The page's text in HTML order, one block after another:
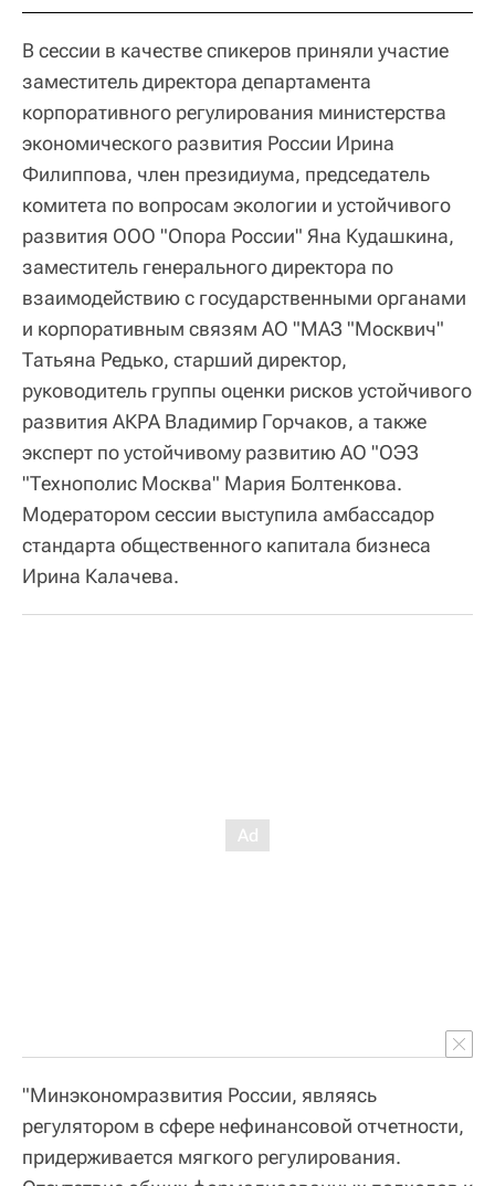
В сессии в качестве спикеров приняли участие
заместитель директора департамента
корпоративного регулирования министерства
экономического развития России Ирина
Филиппова, член президиума, председатель
комитета по вопросам экологии и устойчивого
развития ООО "Опора России" Яна Кудашкина,
заместитель генерального директора по
взаимодействию с государственными органами
и корпоративным связям АО "МАЗ "Москвич"
Татьяна Редько, старший директор,
руководитель группы оценки рисков устойчивого
развития АКРА Владимир Горчаков, а также
эксперт по устойчивому развитию АО "ОЭЗ
"Технополис Москва" Мария Болтенкова.
Модератором сессии выступила амбассадор
стандарта общественного капитала бизнеса
Ирина Калачева.
"Минэкономразвития России, являясь
регулятором в сфере нефинансовой отчетности,
придерживается мягкого регулирования.